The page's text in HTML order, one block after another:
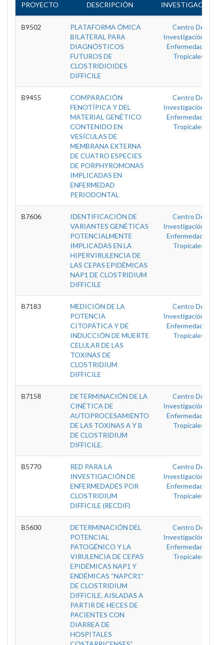
PROYECTO
DESCRIPCIÓN
INVESTIGACIÓN
B9502
PLATAFORMA ÓMICA
BILATERAL PARA
DIAGNÓSTICOS
FUTUROS DE
CLOSTRIDIOIDES
DIFFICILE
Centro De
Investigación En
Enfermedades
Tropicales
B9455
COMPARACIÓN
FENOTÍPICA Y DEL
MATERIAL GENÉTICO
CONTENIDO EN
VESÍCULAS DE
MEMBRANA EXTERNA
DE CUATRO ESPECIES
DE PORPHYROMONAS
IMPLICADAS EN
ENFERMEDAD
PERIODONTAL
Centro De
Investigación En
Enfermedades
Tropicales
B7606
IDENTIFICACIÓN DE
VARIANTES GENÉTICAS
POTENCIALMENTE
IMPLICADAS EN LA
HIPERVIRULENCIA DE
LAS CEPAS EPIDÉMICAS
NAP1 DE CLOSTRIDIUM
DIFFICILE
Centro De
Investigación En
Enfermedades
Tropicales
B7183
MEDICIÓN DE LA
POTENCIA
CITOPÁTICA Y DE
INDUCCIÓN DE MUERTE
CELULAR DE LAS
TOXINAS DE
CLOSTRIDIUM
DIFFICILE
Centro De
Investigación En
Enfermedades
Tropicales
B7158
DETERMINACIÓN DE LA
CINÉTICA DE
AUTOPROCESAMIENTO
DE LAS TOXINAS A Y B
DE CLOSTRIDIUM
DIFFICILE.
Centro De
Investigación En
Enfermedades
Tropicales
B5770
RED PARA LA
INVESTIGACIÓN DE
ENFERMEDADES POR
CLOSTRIDIUM
DIFFICILE (RECDIF)
Centro De
Investigación En
Enfermedades
Tropicales
B5600
DETERMINACIÓN DEL
POTENCIAL
PATOGÉNICO Y LA
VIRULENCIA DE CEPAS
EPIDÉMICAS NAP1 Y
ENDÉMICAS “NAPCR1”
DE CLOSTRIDIUM
DIFFICILE, AISLADAS A
PARTIR DE HECES DE
PACIENTES CON
DIARREA DE
HOSPITALES
Centro De
Investigación En
Enfermedades
Tropicales